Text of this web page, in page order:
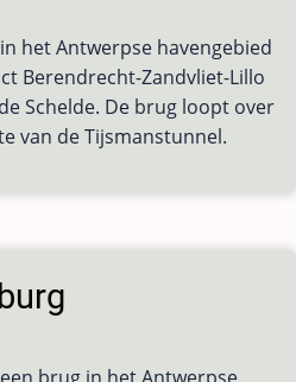
het Antwerpse havengebied
Berendrecht-Zandvliet-Lillo
Schelde. De brug loopt over
van de Tijsmanstunnel.